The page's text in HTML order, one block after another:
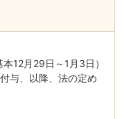
12月29日～1月3日）
与、以降、法の定め